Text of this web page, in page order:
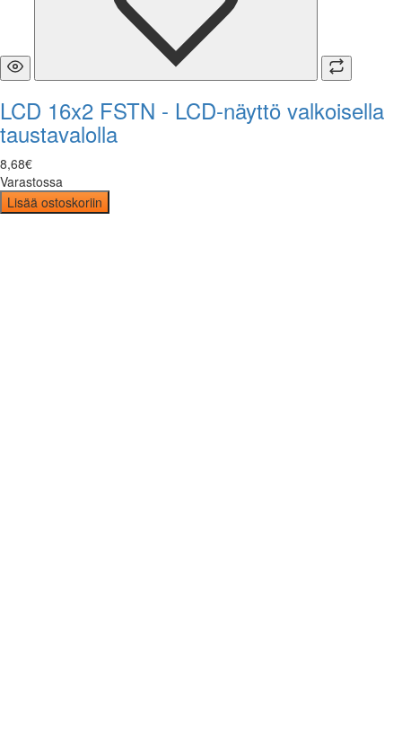
LCD 16x2 FSTN - LCD-näyttö valkoisella
taustavalolla
8,68€
Varastossa
Lisää ostoskoriin